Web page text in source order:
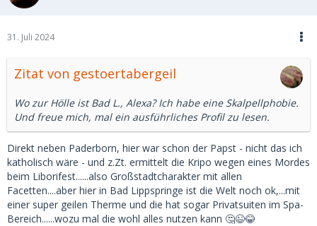
31. Juli 2024
Zitat von gestoertabergeil
Wo zur Hölle ist Bad L., Alexa? Ich habe eine Skalpellphobie.
Und freue mich, mal ein ausführliches Profil zu lesen.
Direkt neben Paderborn, hier war schon der Papst - nicht das ich
katholisch wäre - und z.Zt. ermittelt die Kripo wegen eines Mordes
beim Liborifest......also Großstadtcharakter mit allen
Facetten....aber hier in Bad Lippspringe ist die Welt noch ok,...mit
einer super geilen Therme und die hat sogar Privatsuiten im Spa-
Bereich......wozu mal die wohl alles nutzen kann 🤔😉😂